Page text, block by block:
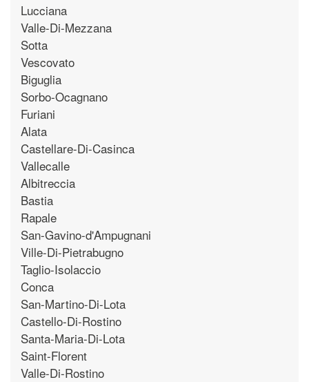
Lucciana
Valle-Di-Mezzana
Sotta
Vescovato
Biguglia
Sorbo-Ocagnano
Furiani
Alata
Castellare-Di-Casinca
Vallecalle
Albitreccia
Bastia
Rapale
San-Gavino-d'Ampugnani
Ville-Di-Pietrabugno
Taglio-Isolaccio
Conca
San-Martino-Di-Lota
Castello-Di-Rostino
Santa-Maria-Di-Lota
Saint-Florent
Valle-Di-Rostino